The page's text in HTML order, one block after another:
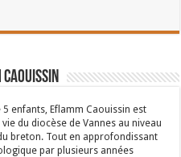
enfants, Eflamm Caouissin est
du diocèse de Vannes au niveau
breton. Tout en approfondissant
par plusieurs années